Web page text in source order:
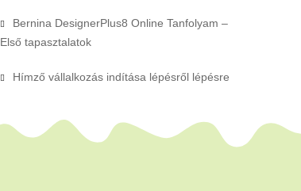
Bernina DesignerPlus8 Online Tanfolyam –
Első tapasztalatok
Hímző vállalkozás indítása lépésről lépésre